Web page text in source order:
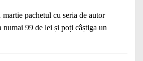
martie pachetul cu seria de autor
99 de lei și poți câștiga un